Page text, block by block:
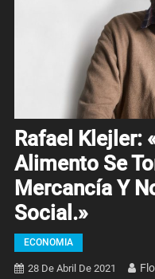
Rafael Klejler:
Alimento Se
Mercancía Y
Social.»
ECONOMIA
28 De Abril De 2021